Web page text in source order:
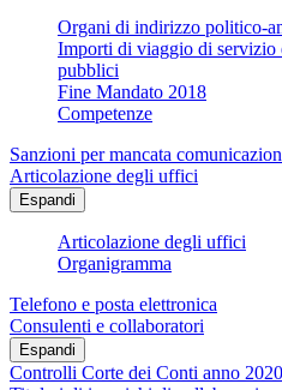
Organi di indirizzo politico-
Importi di viaggio di servizio
pubblici
Fine Mandato 2018
Competenze
Sanzioni per mancata
Articolazione degli uffici
Espandi
Articolazione degli uffici
Organigramma
Telefono e posta elettronica
Consulenti e collaboratori
Espandi
Controlli Corte dei Conti anno 2020